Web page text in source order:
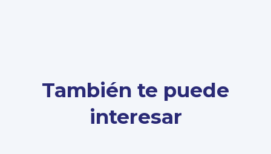
También te puede
interesar